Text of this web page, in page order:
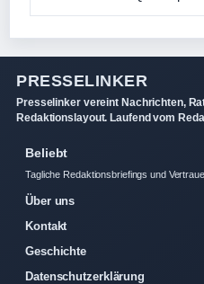
PRESSELINKER
Presselinker vereint Nachrichten,
Redaktionslayout. Laufend vom
Beliebt
Tagliche Redaktionsbriefings und
Über uns
Kontakt
Geschichte
Datenschutzerklärung